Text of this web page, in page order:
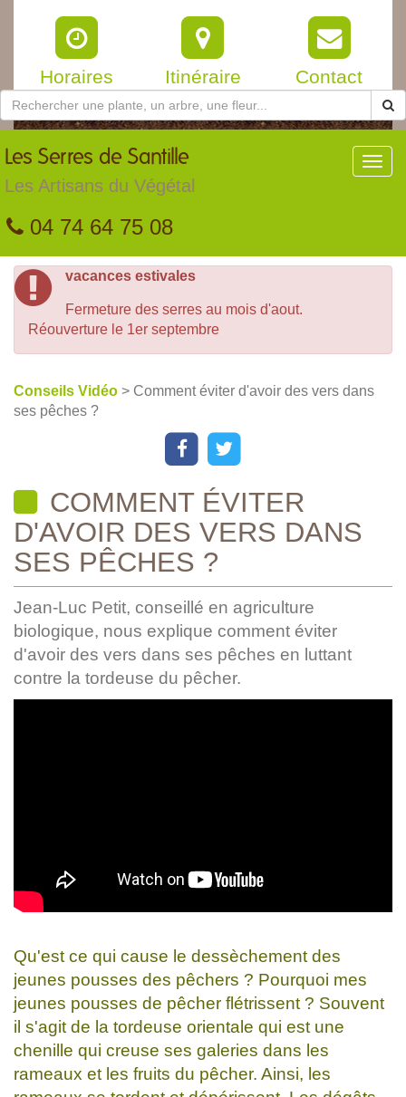
Horaires Itinéraire Contact
Les Serres de Santille
Les Artisans du Végétal
04 74 64 75 08
vacances estivales
Fermeture des serres au mois d'aout.
Réouverture le 1er septembre
Conseils Vidéo > Comment éviter d'avoir des vers dans
ses pêches ?
COMMENT ÉVITER
D'AVOIR DES VERS DANS
SES PÊCHES ?
Jean-Luc Petit, conseillé en agriculture
biologique, nous explique comment éviter
d'avoir des vers dans ses pêches en luttant
contre la tordeuse du pêcher.
Qu'est ce qui cause le dessèchement des
jeunes pousses des pêchers ? Pourquoi mes
jeunes pousses de pêcher flétrissent ? Souvent
il s'agit de la tordeuse orientale qui est une
chenille qui creuse ses galeries dans les
rameaux et les fruits du pêcher. Ainsi, les